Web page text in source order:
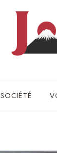
SOCIÉTÉ